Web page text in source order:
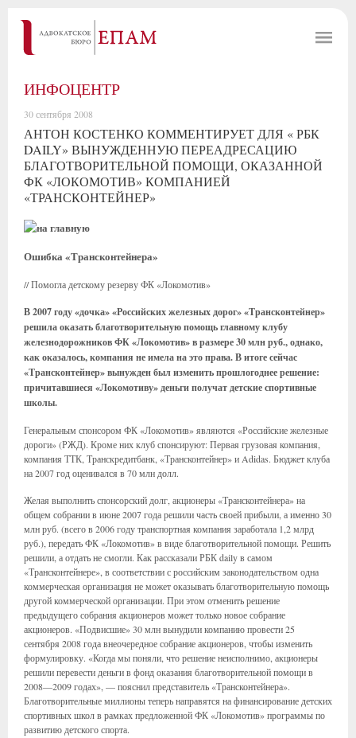
ИНФОЦЕНТР
30 сентября 2008
АНТОН КОСТЕНКО КОММЕНТИРУЕТ ДЛЯ « РБК
DAILY» ВЫНУЖДЕННУЮ ПЕРЕАДРЕСАЦИЮ
БЛАГОТВОРИТЕЛЬНОЙ ПОМОЩИ, ОКАЗАННОЙ
ФК «ЛОКОМОТИВ» КОМПАНИЕЙ
«ТРАНСКОНТЕЙНЕР»
Ошибка «Трансконтейнера»
// Помогла детскому резерву ФК «Локомотив»
В 2007 году «дочка» «Российских железных дорог» «Трансконтейнер»
решила оказать благотворительную помощь главному клубу
железнодорожников ФК «Локомотив» в размере 30 млн руб., однако,
как оказалось, компания не имела на это права. В итоге сейчас
«Трансконтейнер» вынужден был изменить прошлогоднее решение:
причитавшиеся «Локомотиву» деньги получат детские спортивные
школы.
Генеральным спонсором ФК «Локомотив» являются «Российские железные
дороги» (РЖД). Кроме них клуб спонсируют: Первая грузовая компания,
компания ТТК, Транскредитбанк, «Трансконтейнер» и Adidas. Бюджет клуба
на 2007 год оценивался в 70 млн долл.
Желая выполнить спонсорский долг, акционеры «Трансконтейнера» на
общем собрании в июне 2007 года решили часть своей прибыли, а именно 30
млн руб. (всего в 2006 году транспортная компания заработала 1,2 млрд
руб.), передать ФК «Локомотив» в виде благотворительной помощи. Решить
решили, а отдать не смогли. Как рассказали РБК daily в самом
«Трансконтейнере», в соответствии с российским законодательством одна
коммерческая организация не может оказывать благотворительную помощь
другой коммерческой организации. При этом отменить решение
предыдущего собрания акционеров может только новое собрание
акционеров. «Подвисшие» 30 млн вынудили компанию провести 25
сентября 2008 года внеочередное собрание акционеров, чтобы изменить
формулировку. «Когда мы поняли, что решение неисполнимо, акционеры
решили перевести деньги в фонд оказания благотворительной помощи в
2008—2009 годах», — пояснил представитель «Трансконтейнера».
Благотворительные миллионы теперь направятся на финансирование детских
спортивных школ в рамках предложенной ФК «Локомотив» программы по
развитию детского спорта.